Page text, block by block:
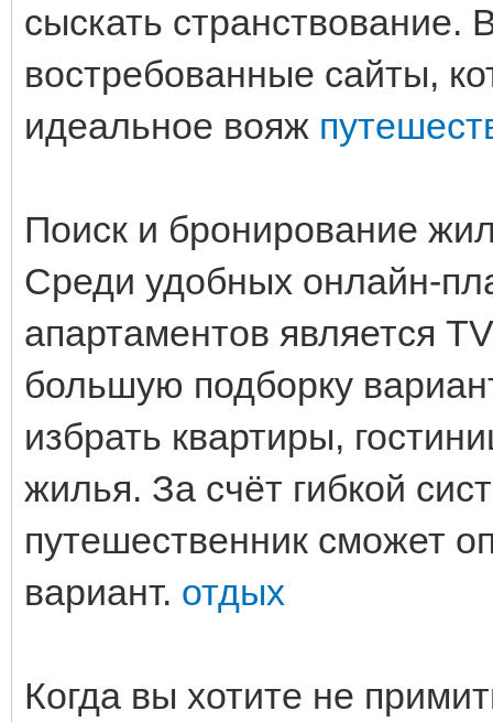
сыскать
востребованные сайты,
идеальное вояж
Поиск и бронирование
Среди удобных онлайн-
апартаментов является
большую подборку
избрать квартиры,
жилья. За счёт гибкой
путешественник сможет
вариант. отдых
Когда вы хотите не